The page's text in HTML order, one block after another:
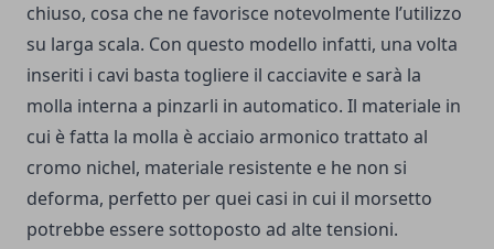
chiuso, cosa che ne favorisce notevolmente l’utilizzo
su larga scala. Con questo modello infatti, una volta
inseriti i cavi basta togliere il cacciavite e sarà la
molla interna a pinzarli in automatico. Il materiale in
cui è fatta la molla è acciaio armonico trattato al
cromo nichel, materiale resistente e he non si
deforma, perfetto per quei casi in cui il morsetto
potrebbe essere sottoposto ad alte tensioni.